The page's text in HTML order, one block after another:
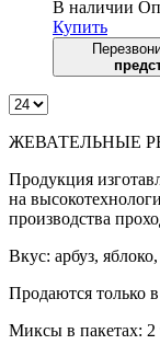
В наличии
Купить
ЖЕВАТЕЛЬНЫЕ
Продукция
на
производства
Вкус: арбуз,
Продаются только
Миксы в пакетах: 2